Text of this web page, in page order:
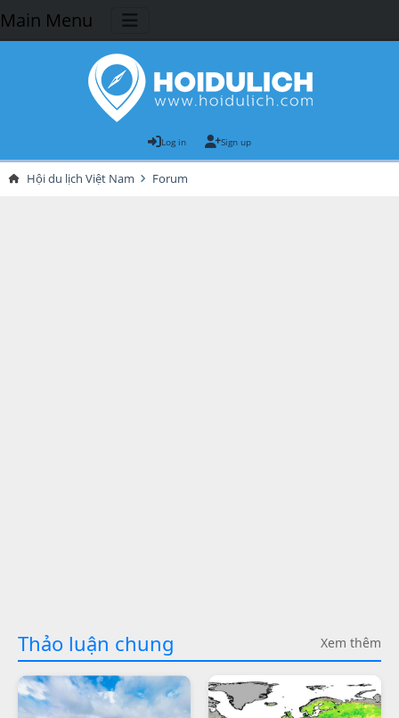
Main Menu
Log in Sign up
Hội du lịch Việt Nam Forum
Thảo luận chung Xem thêm